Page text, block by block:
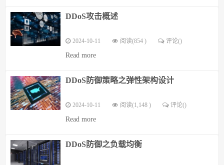
DDoS攻击概述
2024-10-11 阅读(854 ) 评论()
Read more
DDoS防御策略之弹性架构设计
2024-10-11 阅读(1,148 ) 评论()
Read more
DDoS防御之负载均衡